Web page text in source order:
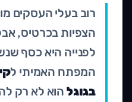
רוב בעלי העסקים
הצפיות בכרטיס,
לפנייה היא כסף
המפתח האמיתי ל
בגוגל הוא לא רק